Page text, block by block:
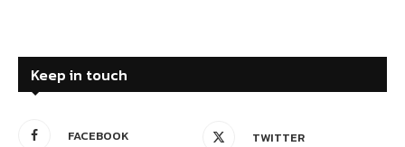
Keep in touch
FACEBOOK TWITTER